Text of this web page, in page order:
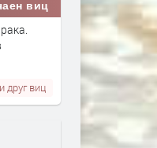
виц
друг виц